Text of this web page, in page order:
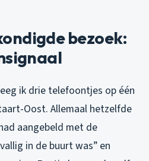
bezoek:
ik drie telefoontjes op één
Oost. Allemaal hetzelfde
aangebeld met de
in de buurt was” en